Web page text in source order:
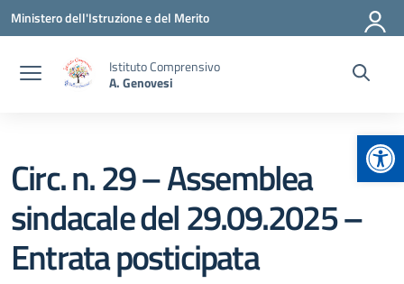
Vai ai contenuti
Vai al menu di navigazione
Vai al footer
Ministero dell'Istruzione e del Merito
Istituto Comprensivo
A. Genovesi
Circ. n. 29 – Assemblea
sindacale del 29.09.2025 –
Entrata posticipata